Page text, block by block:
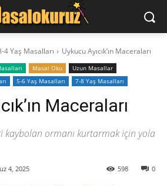
4 Yaş Masalları Uykucu Ayıcık’ın Maceraları
Masal Oku
Uzun Masallar
5-6 Yaş Masalları 7-8 Yaş Masalları
Maceraları
kaybolan ormanı kurtarmak için yola
4, 2025 0
598